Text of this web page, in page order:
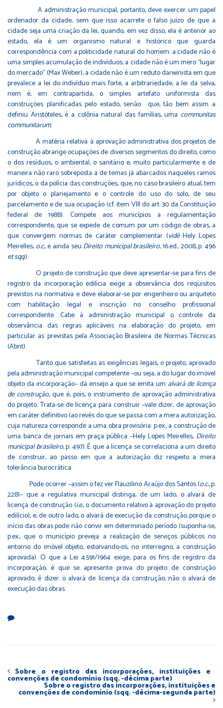
A administração municipal, portanto, deve exercer um papel
ordenador da cidade, sem que isso acarrete o falso juízo de que a
cidade seja uma criação da lei, quando, em vez disso, ela é anterior ao
estado, ela é um organismo natural e histórico que guarda
correspondência com a politicidade natural do homem: a cidade não é
uma simples acumulação de indivíduos; a cidade não é um mero “lugar
do mercado” (Max Weber); a cidade não é um reduto darwinista em que
prevalece a lei do indivíduo mais forte, a arbitrariedade, a lei da selva,
nem é, em contrapartida, o simples artefato uniformista das
construções planificadas pelo estado, senão que, tão bem assim a
definiu Aristóteles, é a colônia natural das famílias, uma communitas
communitarum.
A matéria relativa à aprovação administrativa dos projetos de
construção abrange ocupações de diversos segmentos do direito, como
o dos resíduos, o ambiental, o sanitário e, muito particularmente e de
maneira não raro sobreposta a de temas já abarcados naqueles ramos
jurídicos, o da polícia das construções, que, no caso brasileiro atual, tem
por objeto o planejamento e o controle do uso do solo, de seu
parcelamento e de sua ocupação (cf. item VIII do art. 30 da Constituição
federal de 1988). Compete aos municípios a regulamentação
correspondente, que se expede de comum por um código de obras, a
que convergem normas de caráter complementar (vidēHely Lopes
Meirelles, o.c., e ainda seu Direito municipal brasileiro, 16.ed., 2008, p. 496
et sqq.).
O projeto de construção que deve apresentar-se para fins de
registro da incorporação edilícia exige a observância dos requisitos
previstos na normativa e deve elaborar-se por engenheiro ou arquiteto
com habilitação legal e inscrição no conselho profissional
correspondente. Cabe à administração municipal o controle da
observância das regras aplicáveis na elaboração do projeto, em
particular as previstas pela Associação Brasileira de Normas Técnicas
(Abnt).
Tanto que satisfeitas as exigências legais, o projeto, aprovado
pela administração municipal competente –ou seja, a do lugar do imóvel
objeto da incorporação– dá ensejo a que se emita um alvará de licença
de construção, que é, pois, o instrumento de aprovação administrativa
do projeto. Trata-se de licença para construir –vale dizer, de aprovação
em caráter definitivo (ao revés do que se passa com a mera autorização,
cuja natureza corresponde a uma obra provisória: p.ex., a construção de
uma banca de jornais em praça pública –Hely Lopes Meirelles, Direito
municipal brasileiro, p. 497). É que a licença se correlaciona a um direito
de construir, ao passo em que a autorização diz respeito a mera
tolerância burocrática.
Pode ocorrer –assim o fez ver Flauzilino Araújo dos Santos (o.c., p.
228)– que a regulativa municipal distinga, de um lado, o alvará de
licença de construção (i.e., o documento relativo à aprovação do projeto
edilício), e, de outro lado, o alvará de execução da construção, porque o
início das obras pode não convir em determinado período (suponha-se,
p.ex., que o município preveja a realização de serviços públicos no
entorno do imóvel objeto, estorvando-os, no interregno, a construção
aprovada). O que a Lei 4.591/1964 exige, para os fins de registro da
incorporação, é que se apresente prova do projeto de construção
aprovado, é dizer: o alvará de licença da construção; não o alvará de
execução das obras.
Sobre o registro das incorporações, instituições e
convenções de condomínio (sqq. -décima parte)
Sobre o registro das incorporações, instituições e
convenções de condomínio (sqq. -décima-segunda parte)